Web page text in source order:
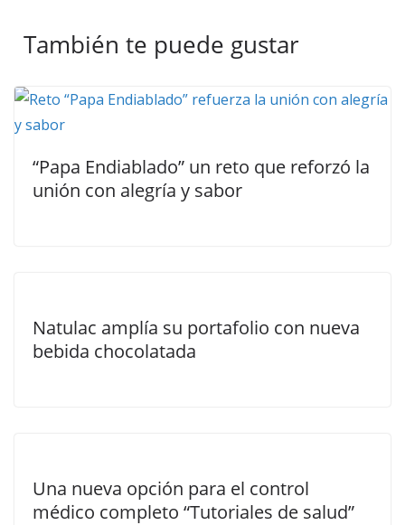
También te puede gustar
“Papa Endiablado” un reto que reforzó la
unión con alegría y sabor
Natulac amplía su portafolio con nueva
bebida chocolatada
Una nueva opción para el control
médico completo “Tutoriales de salud”